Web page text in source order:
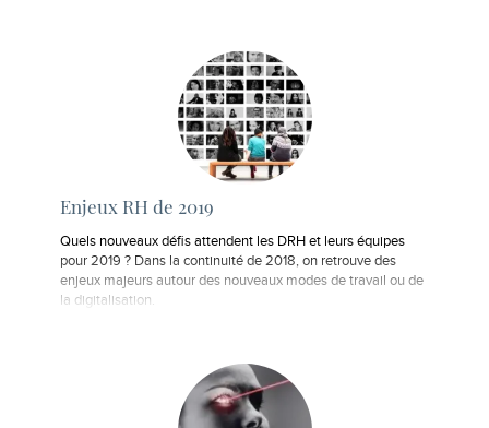
Enjeux RH de 2019
Quels nouveaux défis attendent les DRH et leurs équipes
pour 2019 ? Dans la continuité de 2018, on retrouve des
enjeux majeurs autour des nouveaux modes de travail ou de
la digitalisation.